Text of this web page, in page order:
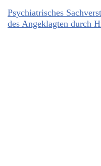
Psychiatrisches
des Angeklagten durch